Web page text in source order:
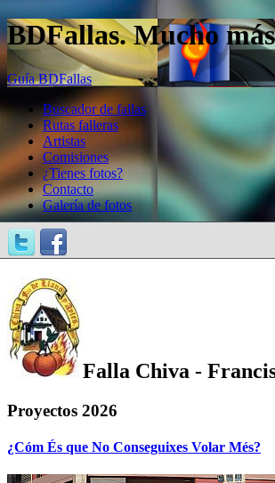
BDFallas. Mucho
Guía BDFallas
Buscador de fallas
Rutas falleras
Artistas
Comisiones
¿Tienes fotos?
Contacto
Galería de fotos
Falla Chiva -
Proyectos 2026
¿Cóm És que No Conseguixes Volar Més?